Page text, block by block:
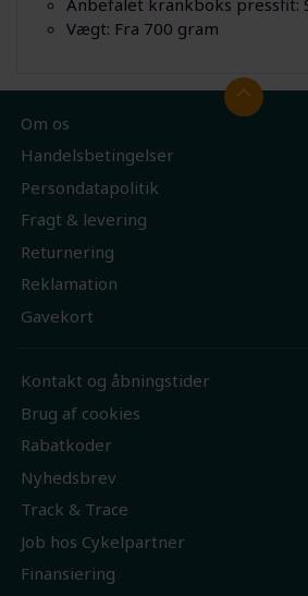
Vægt: Fra 700 gram
Om os
Handelsbetingelser
Persondatapolitik
Fragt & levering
Returnering
Reklamation
Gavekort
Kontakt og åbningstider
Brug af cookies
Rabatkoder
Nyhedsbrev
Track & Trace
Job hos Cykelpartner
Finansiering